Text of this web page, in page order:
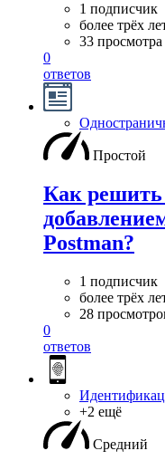
1 подписчик
более трёх
33 просмотра
0
ответов
Простой
Как решить
Postman?
1 подписчик
более трёх
28
0
ответов
+2 ещё
Средний